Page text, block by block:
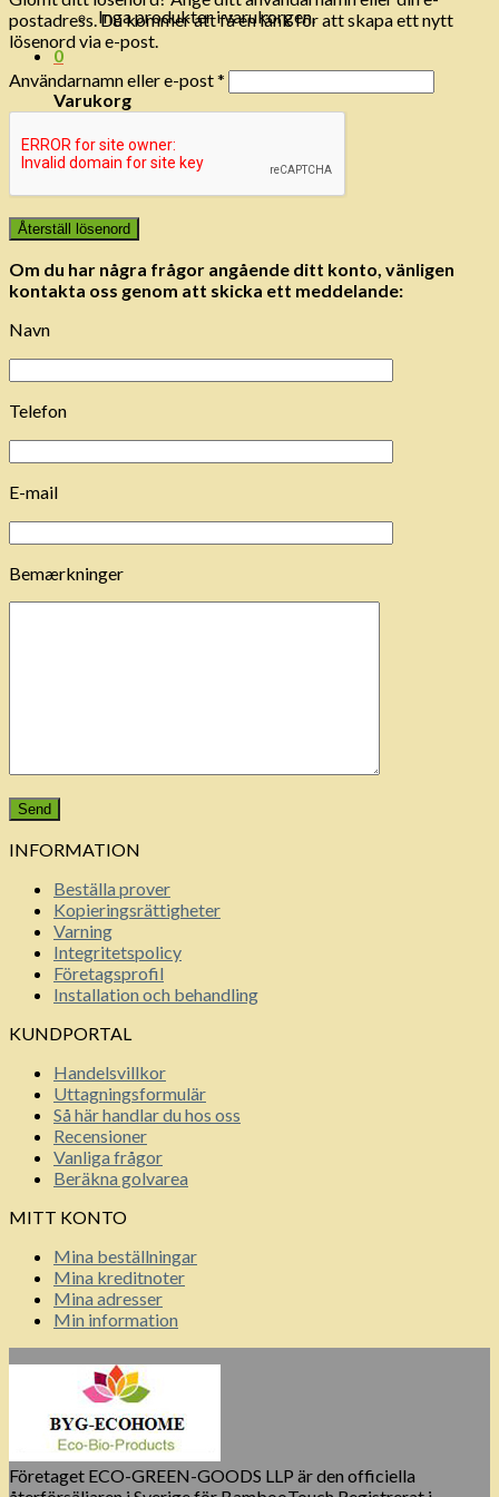
Inga produkter i varukorgen.
0
Varukorg
Inga produkter i varukorgen.
postadress. Du kommer att få en länk för att skapa ett nytt
lösenord via e-post.
Användarnamn eller e-post* Obligatoriskt
Återställ lösenord
Om du har några frågor angående ditt konto, vänligen
kontakta oss genom att skicka ett meddelande:
Navn
Telefon
E-mail
Bemærkninger
INFORMATION
Beställa prover
Kopieringsrättigheter
Varning
Integritetspolicy
Företagsprofil
Installation och behandling
KUNDPORTAL
Handelsvillkor
Uttagningsformulär
Så här handlar du hos oss
Recensioner
Vanliga frågor
Beräkna golvarea
MITT KONTO
Mina beställningar
Mina kreditnoter
Mina adresser
Min information
Företaget ECO-GREEN-GOODS LLP är den officiella